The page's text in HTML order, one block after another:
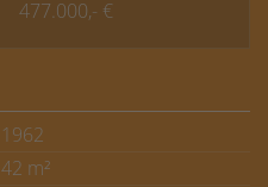
477.000,- €
1962
42 m²